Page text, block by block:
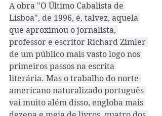
A obra "O Último Cabalista de
Lisboa", de 1996, é, talvez, aquela
que aproximou o jornalista,
professor e escritor Richard Zimler
de um público mais vasto logo nos
primeiros passos na escrita
literária. Mas o trabalho do norte-
americano naturalizado português
vai muito além disso, engloba mais